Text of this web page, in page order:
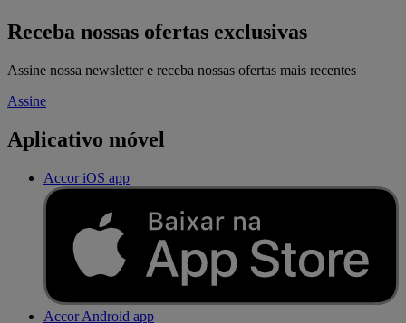
Receba nossas ofertas exclusivas
Assine nossa newsletter e receba nossas ofertas mais recentes
Assine
Aplicativo móvel
Accor iOS app
Accor Android app